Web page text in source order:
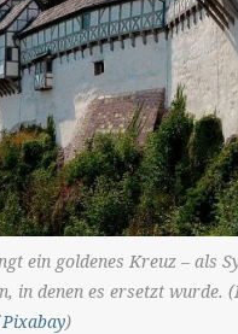
ein goldenes Kreuz – als
in denen es ersetzt wurde.
)